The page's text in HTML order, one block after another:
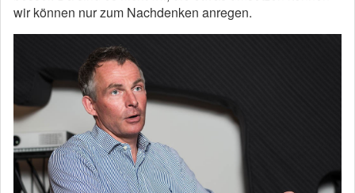
wir können nur zum Nachdenken anregen.